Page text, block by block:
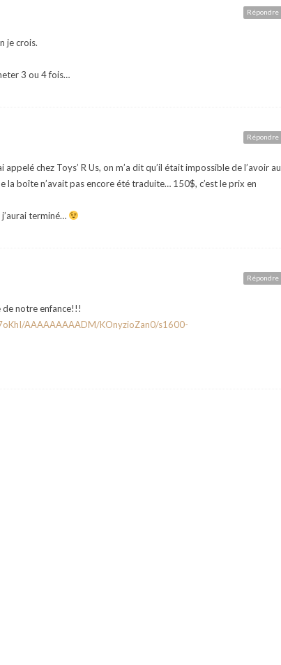
Répondre
je crois.
3 ou 4 fois…
Répondre
chez Toys’ R Us, on m’a dit qu’il était impossible de l’avoir au
la boîte n’avait pas encore été traduite… 150$, c’est le prix en
terminé…
Répondre
notre enfance!!!
AAAAAAAAADM/KOnyzioZan0/s1600-